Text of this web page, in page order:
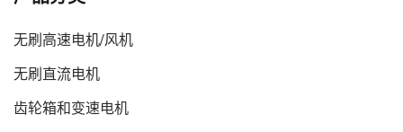
无刷高速电机/风机
无刷直流电机
齿轮箱和变速电机